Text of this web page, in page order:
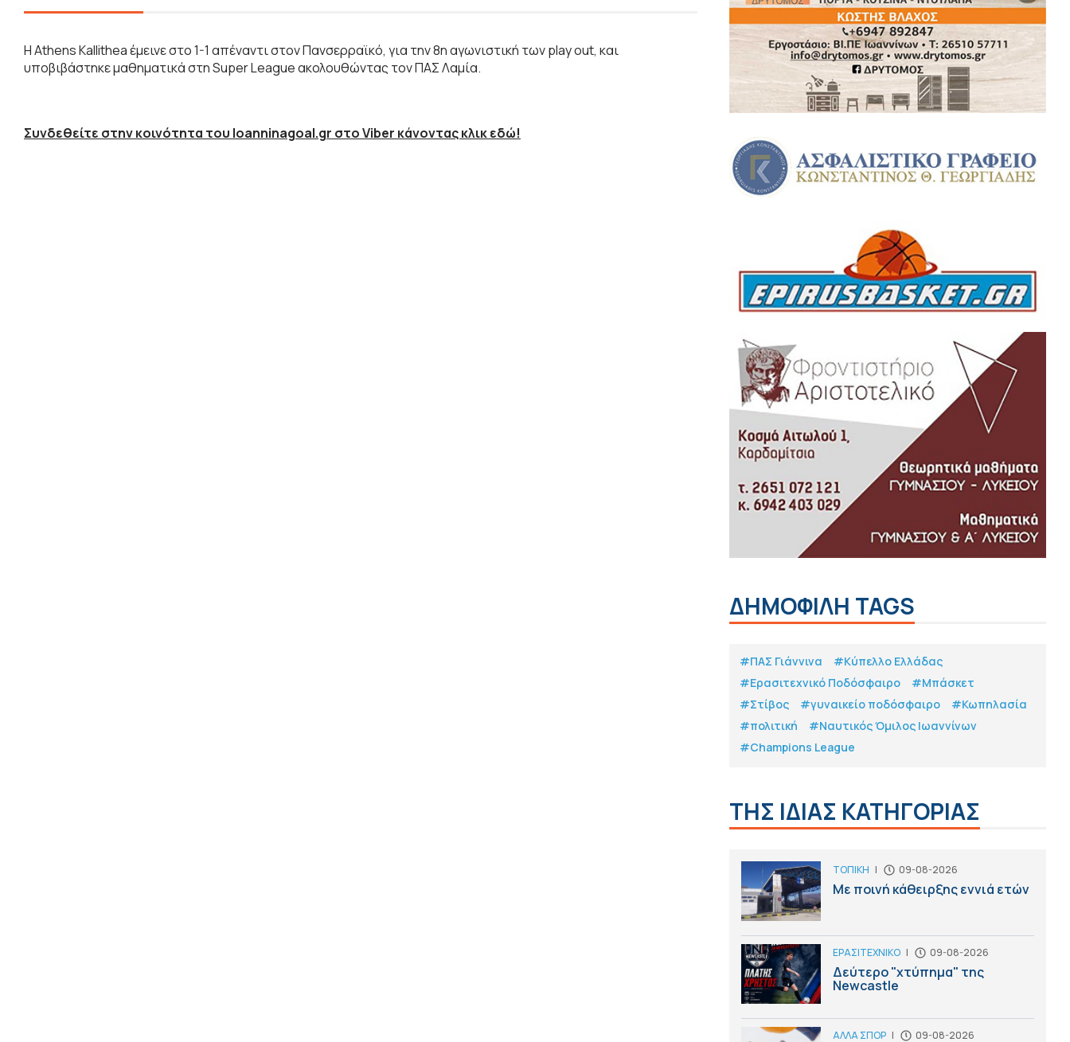
Η Athens Kallithea έμεινε στο 1-1 απέναντι στον Πανσερραϊκό, για την 8η αγωνιστική των play out, και
υποβιβάστηκε μαθηματικά στη Super League ακολουθώντας τον ΠΑΣ Λαμία.
Συνδεθείτε στην κοινότητα του Ioanninagoal.gr στο Viber κάνοντας κλικ εδώ!
ΔΗΜΟΦΙΛΗ TAGS
#ΠΑΣ Γιάννινα
#Κύπελλο Ελλάδας
#Eρασιτεχνικό Ποδόσφαιρο
#Μπάσκετ
#Στίβος
#γυναικείο ποδόσφαιρο
#Κωπηλασία
#πολιτική
#Ναυτικός Όμιλος Ιωαννίνων
#Champions League
ΤΗΣ ΙΔΙΑΣ ΚΑΤΗΓΟΡΙΑΣ
ΤΟΠΙΚΗ | 09-08-2026
Με ποινή κάθειρξης εννιά ετών
ΕΡΑΣΙΤΕΧΝΙΚΟ | 09-08-2026
Δεύτερο "χτύπημα" της
Newcastle
ΑΛΛΑ ΣΠΟΡ | 09-08-2026